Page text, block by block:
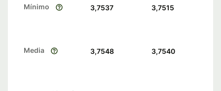
Mínimo 3,7537 3,7515
Media 3,7548 3,7540